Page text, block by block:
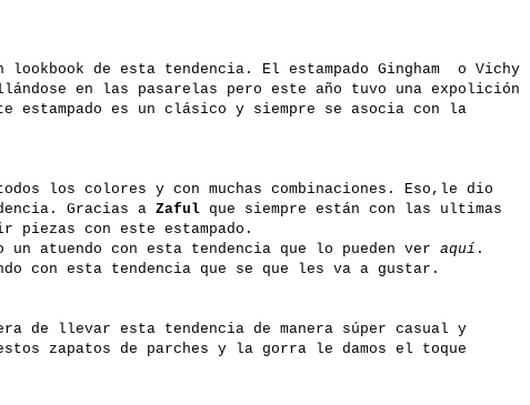
lookbook de esta tendencia. El estampado Gingham o Vichy
en las pasarelas pero este año tuvo una expolición
estampado es un clásico y siempre se asocia con la
los colores y con muchas combinaciones. Eso,le dio
Gracias a Zaful que siempre están con las ultimas
piezas con este estampado.
un atuendo con esta tendencia que lo pueden ver aquí .
con esta tendencia que se que les va a gustar.
de llevar esta tendencia de manera súper casual y
zapatos de parches y la gorra le damos el toque